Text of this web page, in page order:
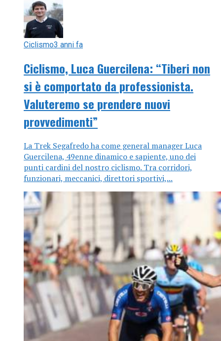
Ciclismo3 anni fa
Ciclismo, Luca Guercilena: “Tiberi non
si è comportato da professionista.
Valuteremo se prendere nuovi
provvedimenti”
La Trek Segafredo ha come general manager Luca
Guercilena, 49enne dinamico e sapiente, uno dei
punti cardini del nostro ciclismo. Tra corridori,
funzionari, meccanici, direttori sportivi,...